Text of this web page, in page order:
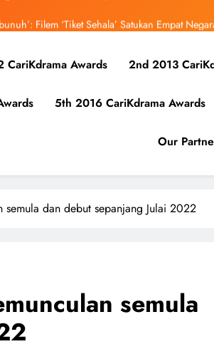
Lei Bakal Buat Penampilan Istimewa di Kuala
Filem ‘Tiket Sehala’ Satukan Empat
CariKdrama Awards 2nd 2013
5th 2016 CariKdrama Awards
Our
semula dan debut sepanjang Julai 2022
semula